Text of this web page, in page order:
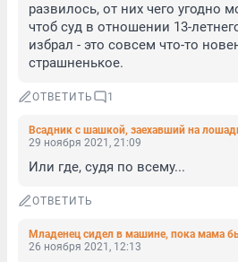
развилось, от них чего угодно
чтоб суд в отношении 13-
избрал - это совсем что-то
страшненькое.
ОТВЕТИТЬ 1
29 ноября 2021, 21:09
Или где, судя по всему...
ОТВЕТИТЬ
26 ноября 2021, 12:13